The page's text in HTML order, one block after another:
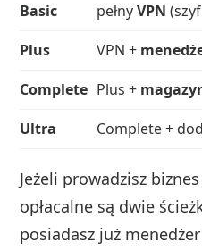
Basic
pełnyVPN
Plus
VPN +
Complete Plus +
Ultra
Complete +
Jeżeli prowadzisz
opłacalne są dwie
posiadasz już